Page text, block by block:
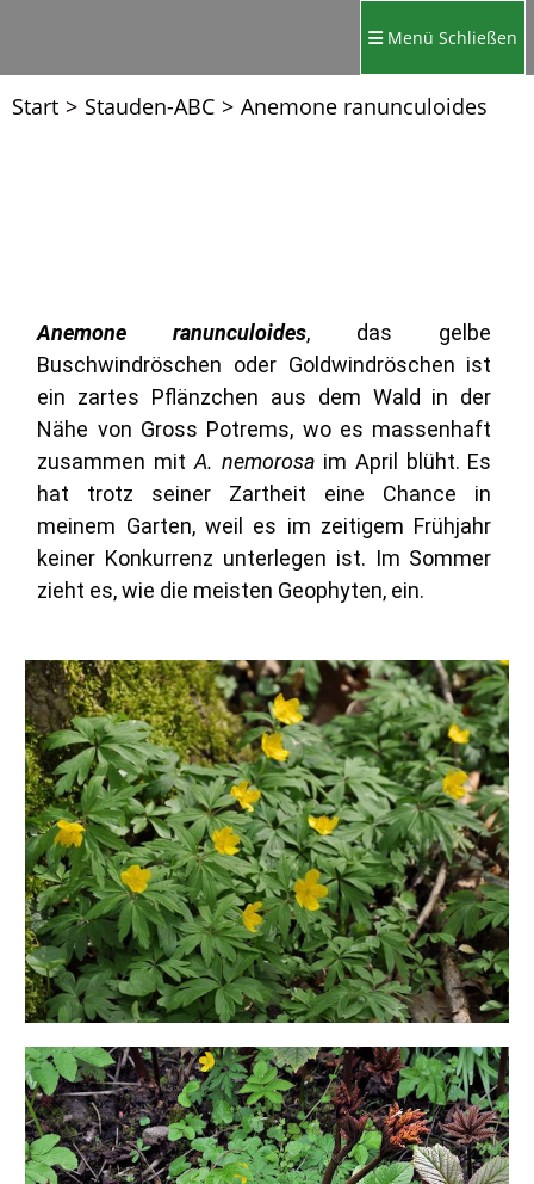
Menü Schließen
Start > Stauden-ABC > Anemone ranunculoides
Anemone ranunculoides, das gelbe
Buschwindröschen oder Goldwindröschen ist
ein zartes Pflänzchen aus dem Wald in der
Nähe von Gross Potrems, wo es massenhaft
zusammen mit A. nemorosa im April blüht. Es
hat trotz seiner Zartheit eine Chance in
meinem Garten, weil es im zeitigem Frühjahr
keiner Konkurrenz unterlegen ist. Im Sommer
zieht es, wie die meisten Geophyten, ein.